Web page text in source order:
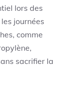
lors des
journées
comme
sacrifier la